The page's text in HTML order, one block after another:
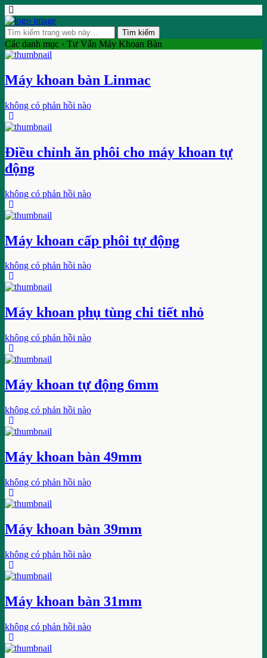
Các danh mục › Tư Vấn Máy Khoan Bàn
Máy khoan bàn Linmac
không có phản hồi nào
Điều chỉnh ăn phôi cho máy khoan tự
động
không có phản hồi nào
Máy khoan cấp phôi tự động
không có phản hồi nào
Máy khoan phụ tùng chi tiết nhỏ
không có phản hồi nào
Máy khoan tự động 6mm
không có phản hồi nào
Máy khoan bàn 49mm
không có phản hồi nào
Máy khoan bàn 39mm
không có phản hồi nào
Máy khoan bàn 31mm
không có phản hồi nào